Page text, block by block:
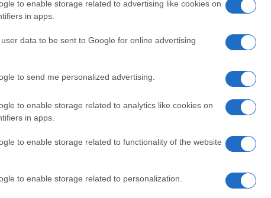
to enable storage related to advertising like cookies on
in apps.
data to be sent to Google for online advertising
to send me personalized advertising.
to enable storage related to analytics like cookies on
in apps.
to enable storage related to functionality of the website
to enable storage related to personalization.